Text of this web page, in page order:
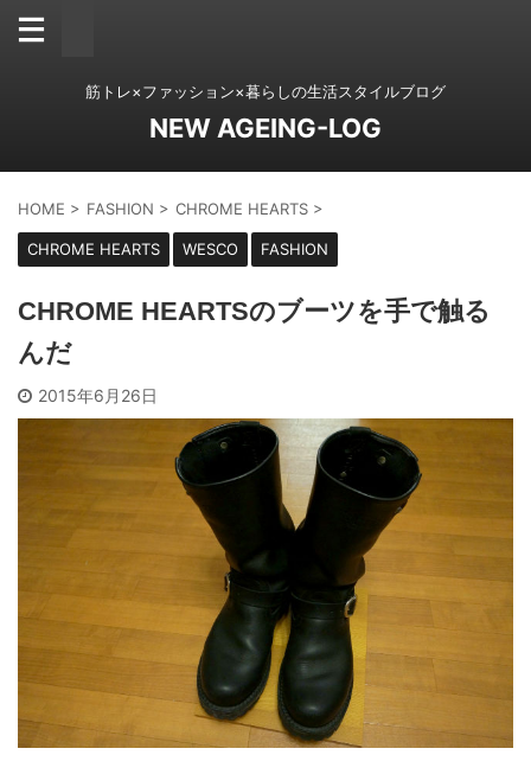
筋トレ×ファッション×暮らしの生活スタイルブログ
NEW AGEING-LOG
HOME > FASHION > CHROME HEARTS >
CHROME HEARTS WESCO FASHION
CHROME HEARTSのブーツを手で触る
んだ
2015年6月26日